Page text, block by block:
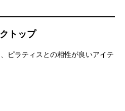
トップ
ピラティスとの相性が良いアイテ